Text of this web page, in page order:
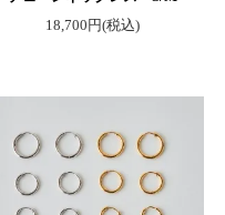
18,700円(税込)